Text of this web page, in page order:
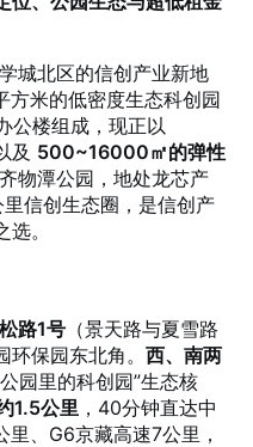
城北区的信创产业新地
方米的低密度生态科创园
公楼组成，现正以
及 500~16000㎡的弹性
物潭公园，地处龙芯产
信创生态圈，是信创产
。
路1号 （景天路与夏雪路
环保园东北角。西、南两
公园里的科创园”生态核
1.5公里 ，40分钟直达中
、G6京藏高速7公里，